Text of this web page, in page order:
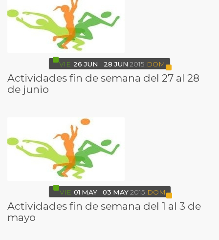
VIE 26 JUN 28 JUN 2015 DOM
Actividades fin de semana del 27 al 28
de junio
VIE 01 MAY 03 MAY 2015 DOM
Actividades fin de semana del 1 al 3 de
mayo